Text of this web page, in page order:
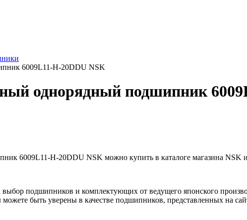
6009L11-H-20DDU NSK
однорядный подшипник
6009L11-H-20DDU NSK можно купить в каталоге магазина NSK
подшипников и комплектующих от ведущего японского
быть уверены в качестве подшипников, представленных на